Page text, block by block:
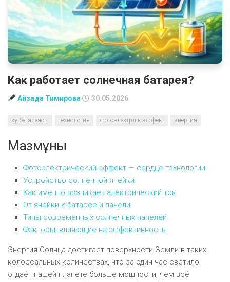
Как работает солнечная батарея?
Айзада Тимирова 30.05.2026
күн батареясы технология фотоэлектрлік эффект энергия
Мазмұны
Фотоэлектрический эффект — сердце технологии
Устройство солнечной ячейки
Как именно возникает электрический ток
От ячейки к батарее и панели
Типы современных солнечных панелей
Факторы, влияющие на эффективность
Энергия Солнца достигает поверхности Земли в таких
колоссальных количествах, что за один час светило
отдаёт нашей планете больше мощности, чем всё